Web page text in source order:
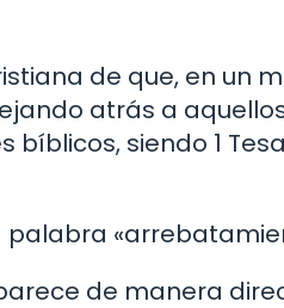
de que, en un
atrás a
siendo 1
de manera